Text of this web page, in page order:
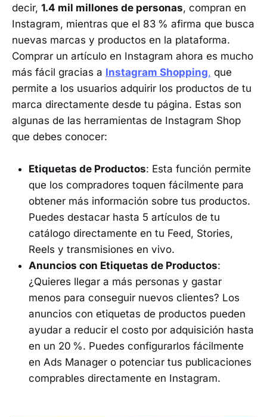
decir, 1.4 mil millones de personas, compran en
Instagram, mientras que el 83 % afirma que busca
nuevas marcas y productos en la plataforma.
Comprar un artículo en Instagram ahora es mucho
más fácil gracias a Instagram Shopping, que
permite a los usuarios adquirir los productos de tu
marca directamente desde tu página. Estas son
algunas de las herramientas de Instagram Shop
que debes conocer:
Etiquetas de Productos: Esta función permite
que los compradores toquen fácilmente para
obtener más información sobre tus productos.
Puedes destacar hasta 5 artículos de tu
catálogo directamente en tu Feed, Stories,
Reels y transmisiones en vivo.
Anuncios con Etiquetas de Productos:
¿Quieres llegar a más personas y gastar
menos para conseguir nuevos clientes? Los
anuncios con etiquetas de productos pueden
ayudar a reducir el costo por adquisición hasta
en un 20 %. Puedes configurarlos fácilmente
en Ads Manager o potenciar tus publicaciones
comprables directamente en Instagram.